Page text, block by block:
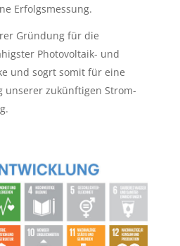
Erfolgsmessung.
Gründung für die
Photovoltaik- und
und sogrt somit für eine
unserer zukünftigen Strom-